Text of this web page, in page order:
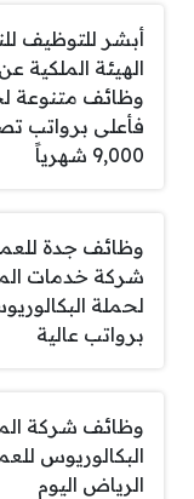
أبشر للتوظيف
الهيئة الملكية
وظائف متنوعة
فأعلى برواتب
9,000 شهرياً
وظائف جدة
شركة خدمات
لحملة
برواتب عالية
وظائف شركة
البكالوريوس
الرياض اليوم